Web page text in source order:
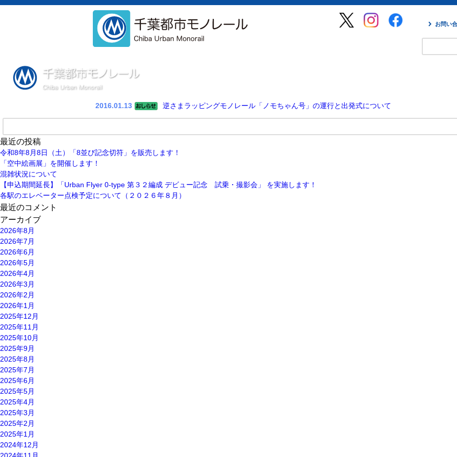
お問い
2016.01.13 逆さまラッピングモノレール「ノモちゃん号」の運行と出発式について
最近の投稿
令和8年8⽉8⽇（土）「8並び記念切符」を販売します！
「空中絵画展」を開催します！
混雑状況について
【申込期間延長】「Urban Flyer 0-type 第３２編成 デビュー記念 試乗・撮影会」 を実施します！
各駅のエレベーター点検予定について（２０２６年８月）
最近のコメント
アーカイブ
2026年8月
2026年7月
2026年6月
2026年5月
2026年4月
2026年3月
2026年2月
2026年1月
2025年12月
2025年11月
2025年10月
2025年9月
2025年8月
2025年7月
2025年6月
2025年5月
2025年4月
2025年3月
2025年2月
2025年1月
2024年12月
2024年11月